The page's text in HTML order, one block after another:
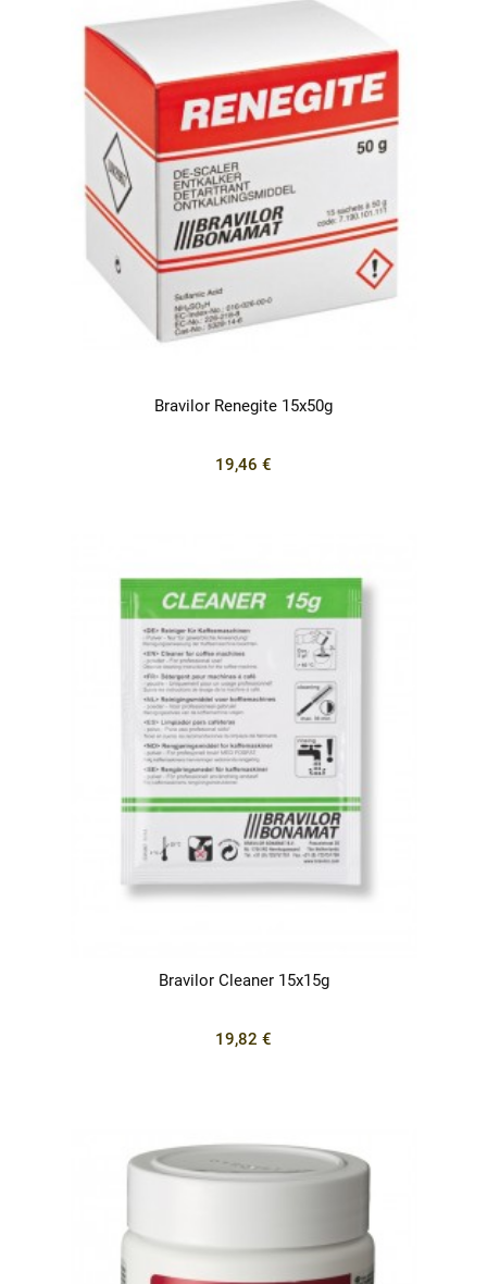
Bravilor Renegite 15x50g
19,46 €
Bravilor Cleaner 15x15g
19,82 €